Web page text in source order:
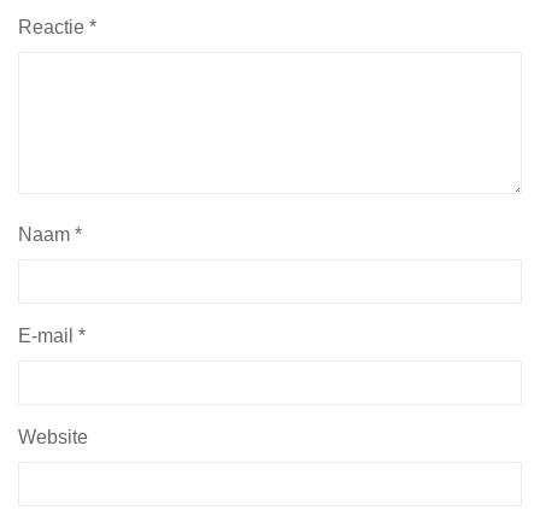
Reactie *
Naam *
E-mail *
Website